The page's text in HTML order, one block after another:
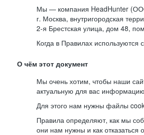
Мы — компания HeadHunter
г. Москва, внутригородская
2-я Брестская улица, дом 48,
Когда в Правилах
О чём этот документ
Мы очень хотим, чтобы наши
актуальную для вас
Для этого нам нужны файлы
Правила определяют, как мы
они нам нужны и как отказаться